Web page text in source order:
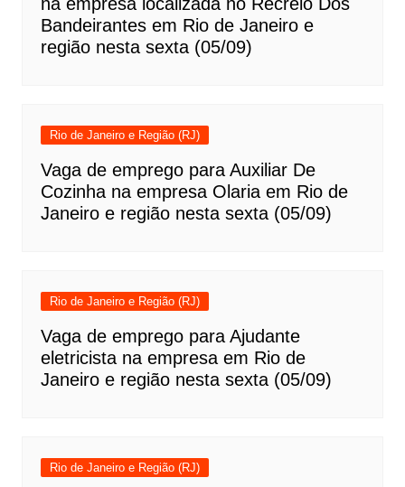
Bandeirantes em Rio de Janeiro e
região nesta sexta (05/09)
Rio de Janeiro e Região (RJ)
Vaga de emprego para Auxiliar De
Cozinha na empresa Olaria em Rio de
Janeiro e região nesta sexta (05/09)
Rio de Janeiro e Região (RJ)
Vaga de emprego para Ajudante
eletricista na empresa em Rio de
Janeiro e região nesta sexta (05/09)
Rio de Janeiro e Região (RJ)